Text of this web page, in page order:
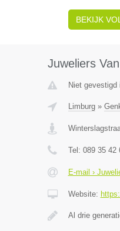
BEKIJK
Juweliers
Niet
Limburg»
Tel: 089 35 42
E-mail ›
Website:
Al drie